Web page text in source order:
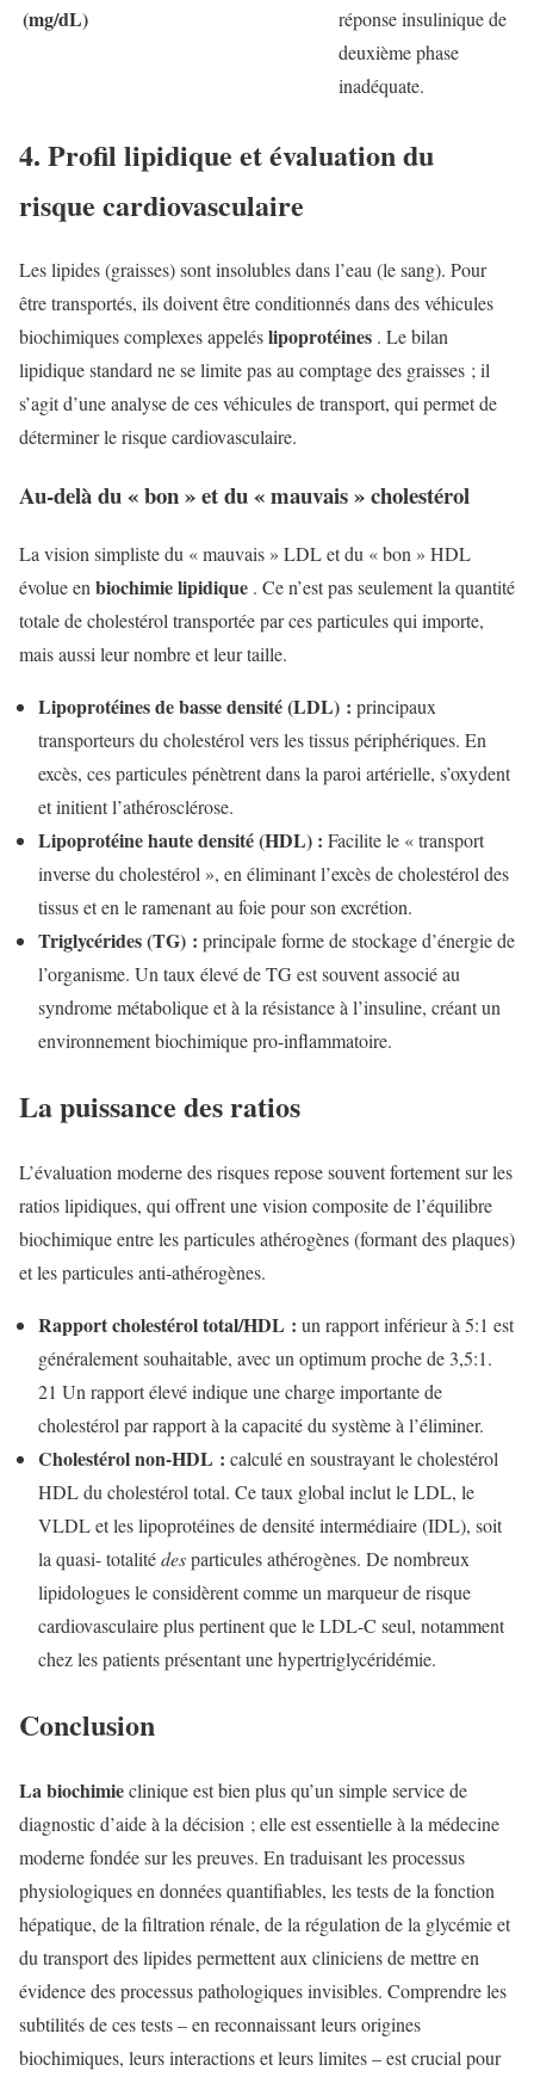
(mg/dL)
réponse insulinique de
deuxième phase
inadéquate.
4. Profil lipidique et évaluation du
risque cardiovasculaire
Les lipides (graisses) sont insolubles dans l’eau (le sang). Pour
être transportés, ils doivent être conditionnés dans des véhicules
biochimiques complexes appeléslipoprotéines . Le bilan
lipidique standard ne se limite pas au comptage des graisses ; il
s’agit d’une analyse de ces véhicules de transport, qui permet de
déterminer le risque cardiovasculaire.
Au-delà du « bon » et du « mauvais » cholestérol
La vision simpliste du « mauvais » LDL et du « bon » HDL
évolue en biochimie lipidique . Ce n’est pas seulement la quantité
totale de cholestérol transportée par ces particules qui importe,
mais aussi leur nombre et leur taille.
Lipoprotéines de basse densité (LDL) : principaux
transporteurs du cholestérol vers les tissus périphériques. En
excès, ces particules pénètrent dans la paroi artérielle, s’oxydent
et initient l’athérosclérose.
Lipoprotéine haute densité (HDL) : Facilite le « transport
inverse du cholestérol », en éliminant l’excès de cholestérol des
tissus et en le ramenant au foie pour son excrétion.
Triglycérides (TG) : principale forme de stockage d’énergie de
l’organisme. Un taux élevé de TG est souvent associé au
syndrome métabolique et à la résistance à l’insuline, créant un
environnement biochimique pro-inflammatoire.
La puissance des ratios
L’évaluation moderne des risques repose souvent fortement sur les
ratios lipidiques, qui offrent une vision composite de l’équilibre
biochimique entre les particules athérogènes (formant des plaques)
et les particules anti-athérogènes.
Rapport cholestérol total/HDL : un rapport inférieur à 5:1 est
généralement souhaitable, avec un optimum proche de 3,5:1.
21 Un rapport élevé indique une charge importante de
cholestérol par rapport à la capacité du système à l’éliminer.
Cholestérol non-HDL : calculé en soustrayant le cholestérol
HDL du cholestérol total. Ce taux global inclut le LDL, le
VLDL et les lipoprotéines de densité intermédiaire (IDL), soit
la quasi-totalitédesparticules athérogènes. De nombreux
lipidologues le considèrent comme un marqueur de risque
cardiovasculaire plus pertinent que le LDL-C seul, notamment
chez les patients présentant une hypertriglycéridémie.
Conclusion
La biochimieclinique est bien plus qu’un simple service de
diagnostic d’aide à la décision ; elle est essentielle à la médecine
moderne fondée sur les preuves. En traduisant les processus
physiologiques en données quantifiables, les tests de la fonction
hépatique, de la filtration rénale, de la régulation de la glycémie et
du transport des lipides permettent aux cliniciens de mettre en
évidence des processus pathologiques invisibles. Comprendre les
subtilités de ces tests – en reconnaissant leurs origines
biochimiques, leurs interactions et leurs limites – est crucial pour